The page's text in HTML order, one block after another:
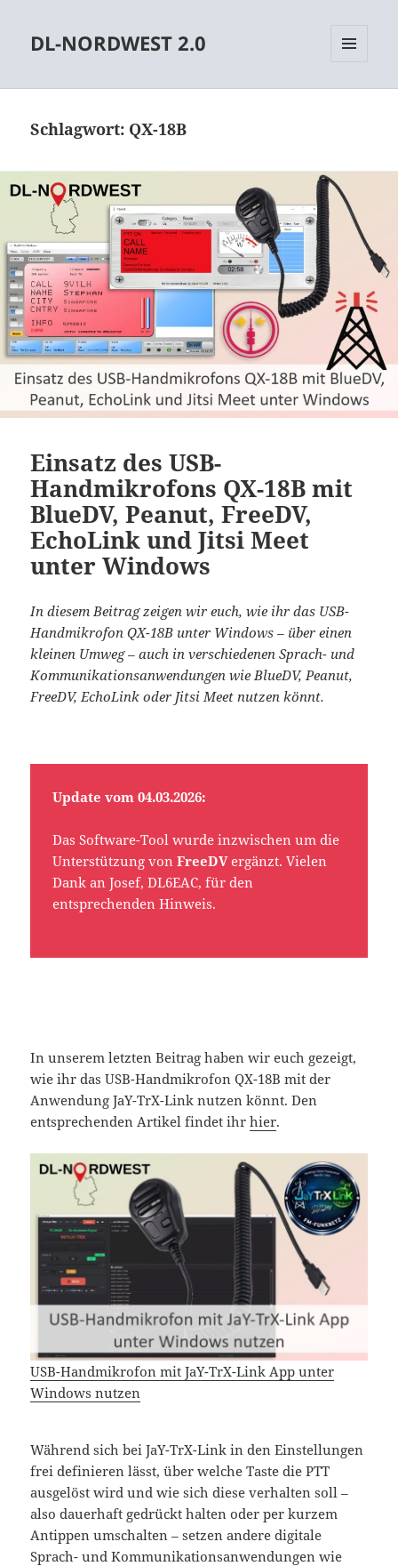
DL-NORDWEST 2.0
Schlagwort: QX-18B
Einsatz des USB-
Handmikrofons QX-18B mit
BlueDV, Peanut, FreeDV,
EchoLink und Jitsi Meet
unter Windows
In diesem Beitrag zeigen wir euch, wie ihr das USB-
Handmikrofon QX-18B unter Windows – über einen
kleinen Umweg – auch in verschiedenen Sprach- und
Kommunikationsanwendungen wie BlueDV, Peanut,
FreeDV, EchoLink oder Jitsi Meet nutzen könnt.
Update vom 04.03.2026:
Das Software-Tool wurde inzwischen um die
Unterstützung vonFreeDVergänzt. Vielen
Dank an Josef, DL6EAC, für den
entsprechenden Hinweis.
In unserem letzten Beitrag haben wir euch gezeigt,
wie ihr das USB-Handmikrofon QX-18B mit der
Anwendung JaY-TrX-Link nutzen könnt. Den
entsprechenden Artikel findet ihrhier.
USB-Handmikrofon mit JaY-TrX-Link App unter
Windows nutzen
Während sich bei JaY-TrX-Link in den Einstellungen
frei definieren lässt, über welche Taste die PTT
ausgelöst wird und wie sich diese verhalten soll –
also dauerhaft gedrückt halten oder per kurzem
Antippen umschalten – setzen andere digitale
Sprach- und Kommunikationsanwendungen wie